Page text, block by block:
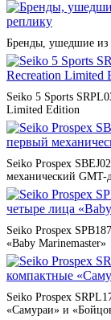
Бренды, ушедшие из
Seiko 5 Sports
Limited Edition
Seiko Prospex
механический GMT-
Seiko Prospex
«Baby Marinemaster»
Seiko Prospex
«Самураи» и